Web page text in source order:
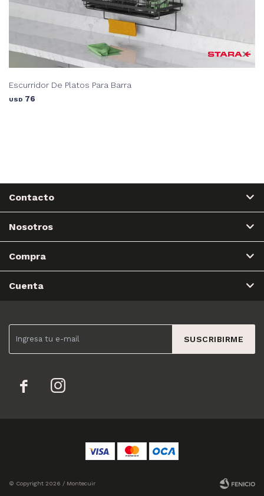
Escurridor De Platos Para Barra
USD 76
SUSCRIBIRME
 
Contacto
Nosotros
Compra
Cuenta
© Copyright 2026 / Montecuir